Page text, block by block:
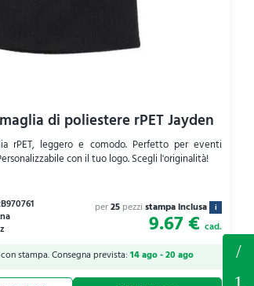
di poliestere rPET Jayden
rPET, leggero e comodo. Perfetto per eventi
con il tuo logo. Scegli l'originalità!
per25 pezzistampa inclusa i
9.67 €cad.
stampa. Consegna prevista: 14 ago - 20 ago